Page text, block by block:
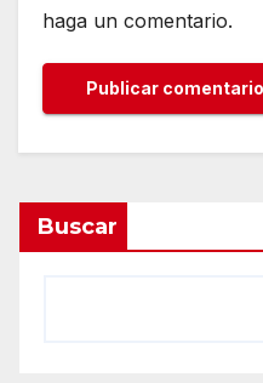
haga un comentario.
Buscar